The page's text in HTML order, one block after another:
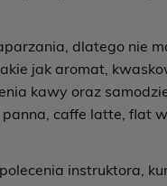
dlatego nie
jak aromat,
kawy oraz
caffe latte, flat
instruktora,